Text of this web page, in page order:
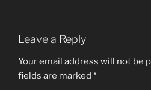
Leave a Reply
Your email address will not be
fields are marked *